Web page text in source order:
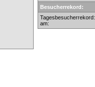
Besucherrekord:
Tagesbesucherrekord:
am: